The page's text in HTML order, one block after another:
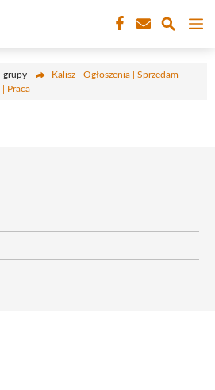
grupy
Kalisz - Ogłoszenia | Sprzedam |
Praca